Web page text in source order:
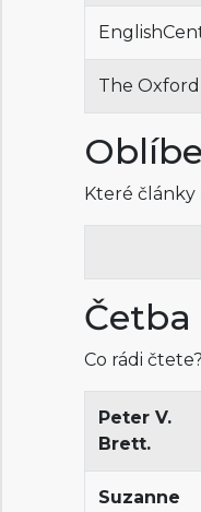
The Oxford
Které články
Četba
Co rádi
Peter V.
Brett.
Suzanne